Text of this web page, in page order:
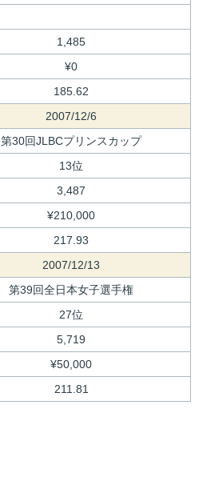
1,485
¥0
185.62
2007/12/6
第30回JLBCプリンスカップ
13位
3,487
¥210,000
217.93
2007/12/13
第39回全日本女子選手権
27位
5,719
¥50,000
211.81